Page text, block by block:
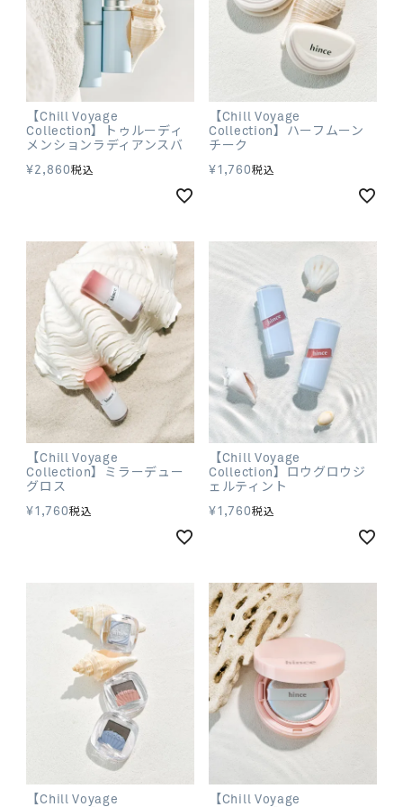
【Chill Voyage
Collection】トゥルーディ
メンションラディアンスバ
¥2,860税込
【Chill Voyage
Collection】ハーフムーン
チーク
¥1,760税込
【Chill Voyage
Collection】ミラーデュー
グロス
¥1,760税込
【Chill Voyage
Collection】ロウグロウジ
ェルティント
¥1,760税込
【Chill Voyage
【Chill Voyage